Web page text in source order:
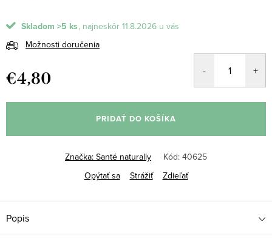
Skladom >5 ks
11.8.2026
Možnosti doručenia
€4,80
cena:
PRIDAŤ DO KOŠÍKA
Značka: Santé naturally Kód: 40625
Opýtať sa
Strážiť Zdieľať
Popis